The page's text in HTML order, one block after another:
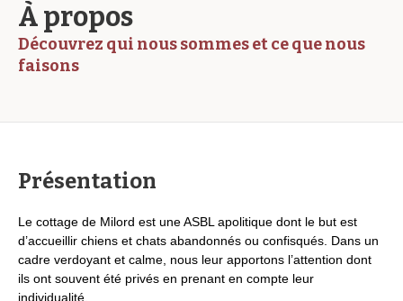
À propos
Découvrez qui nous sommes et ce que nous
faisons
Présentation
Le cottage de Milord est une ASBL apolitique dont le but est
d’accueillir chiens et chats abandonnés ou confisqués. Dans un
cadre verdoyant et calme, nous leur apportons l’attention dont
ils ont souvent été privés en prenant en compte leur
individualité.